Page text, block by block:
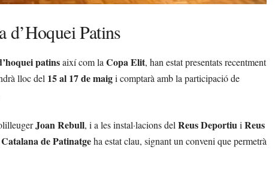
d’Hoquei Patins
patinsaixí com la Copa Elit, han estat presentats recentment
lloc del 15 al 17 de maigi comptarà amb la participació de
Joan Rebull, i a les instal·lacions del Reus Deportiu i Reus
de Patinatgeha estat clau, signant un conveni que permetrà